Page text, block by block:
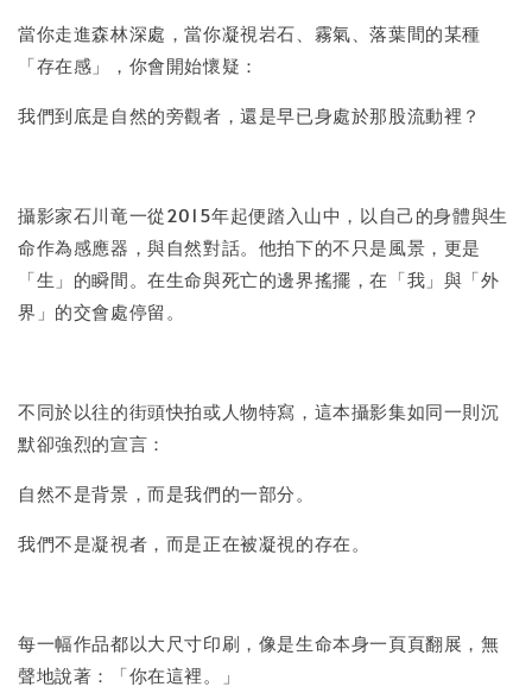
當你走進森林深處，當你凝視岩石、霧氣、落葉間的某種
「存在感」，你會開始懷疑：
我們到底是自然的旁觀者，還是早已身處於那股流動裡？
攝影家石川竜一從2015年起便踏入山中，以自己的身體與生
命作為感應器，與自然對話。他拍下的不只是風景，更是
「生」的瞬間。在生命與死亡的邊界搖擺，在「我」與「外
界」的交會處停留。
不同於以往的街頭快拍或人物特寫，這本攝影集如同一則沉
默卻強烈的宣言：
自然不是背景，而是我們的一部分。
我們不是凝視者，而是正在被凝視的存在。
每一幅作品都以大尺寸印刷，像是生命本身一頁頁翻展，無
聲地說著：「你在這裡。」